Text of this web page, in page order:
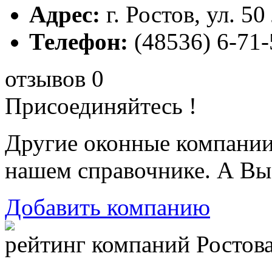
Адрес: г. Ростов, ул.
Телефон: (48536) 6-
отзывов 0
Присоединяйтесь !
Другие оконные
нашем справочнике. А
Добавить компанию
рейтинг компаний